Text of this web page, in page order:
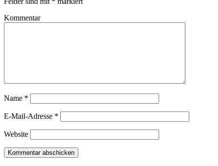
Kommentar
Name *
E-Mail-Adresse *
Website